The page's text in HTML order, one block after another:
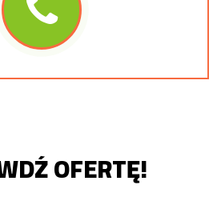
OFERTĘ!